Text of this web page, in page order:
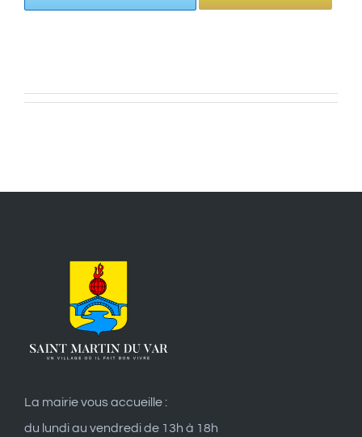
La mairie vous accueille :
du lundi au vendredi de 13h à 18h